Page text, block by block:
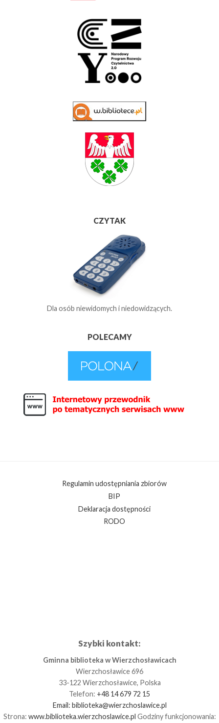
CZYTAK
Dla osób niewidomych i niedowidzących.
POLECAMY
Regulamin udostępniania zbiorów
BIP
Deklaracja dostępności
RODO
Szybki kontakt:
Gminna biblioteka w Wierzchosławicach
Wierzchosławice 696
33-122 Wierzchosławice, Polska
Telefon: +48 14 679 72 15
Email: biblioteka@wierzchoslawice.pl
Strona: www.biblioteka.wierzchoslawice.pl Godziny funkcjonowania: